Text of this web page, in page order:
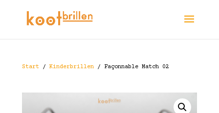
Start/ Kinderbrillen/ Façonnable Match 02